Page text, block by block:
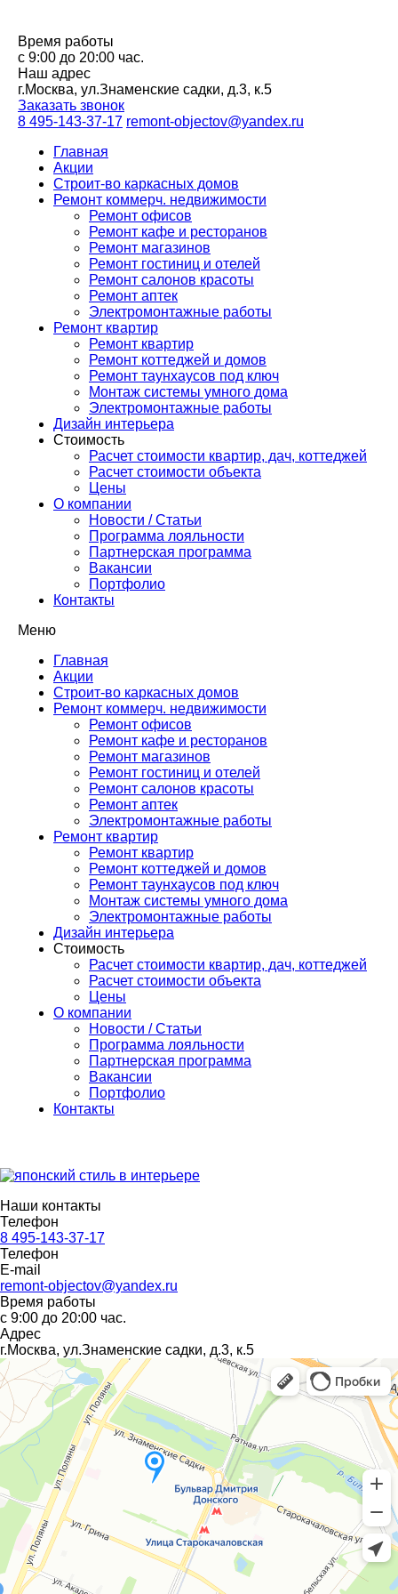
Время работы
с 9:00 до 20:00 час.
Наш адрес
г.Москва, ул.Знаменские садки, д.3, к.5
Заказать звонок
8 495-143-37-17 remont-objectov@yandex.ru
Главная
Акции
Строит-во каркасных домов
Ремонт коммерч. недвижимости
Ремонт офисов
Ремонт кафе и ресторанов
Ремонт магазинов
Ремонт гостиниц и отелей
Ремонт салонов красоты
Ремонт аптек
Электромонтажные работы
Ремонт квартир
Ремонт квартир
Ремонт коттеджей и домов
Ремонт таунхаусов под ключ
Монтаж системы умного дома
Электромонтажные работы
Дизайн интерьера
Стоимость
Расчет стоимости квартир, дач, коттеджей
Расчет стоимости объекта
Цены
О компании
Новости / Статьи
Программа лояльности
Партнерская программа
Вакансии
Портфолио
Контакты
Меню
Главная
Акции
Строит-во каркасных домов
Ремонт коммерч. недвижимости
Ремонт офисов
Ремонт кафе и ресторанов
Ремонт магазинов
Ремонт гостиниц и отелей
Ремонт салонов красоты
Ремонт аптек
Электромонтажные работы
Ремонт квартир
Ремонт квартир
Ремонт коттеджей и домов
Ремонт таунхаусов под ключ
Монтаж системы умного дома
Электромонтажные работы
Дизайн интерьера
Стоимость
Расчет стоимости квартир, дач, коттеджей
Расчет стоимости объекта
Цены
О компании
Новости / Статьи
Программа лояльности
Партнерская программа
Вакансии
Портфолио
Контакты
Наши контакты
Телефон
8 495-143-37-17
Телефон
E-mail
remont-objectov@yandex.ru
Время работы
с 9:00 до 20:00 час.
Адрес
г.Москва, ул.Знаменские садки, д.3, к.5